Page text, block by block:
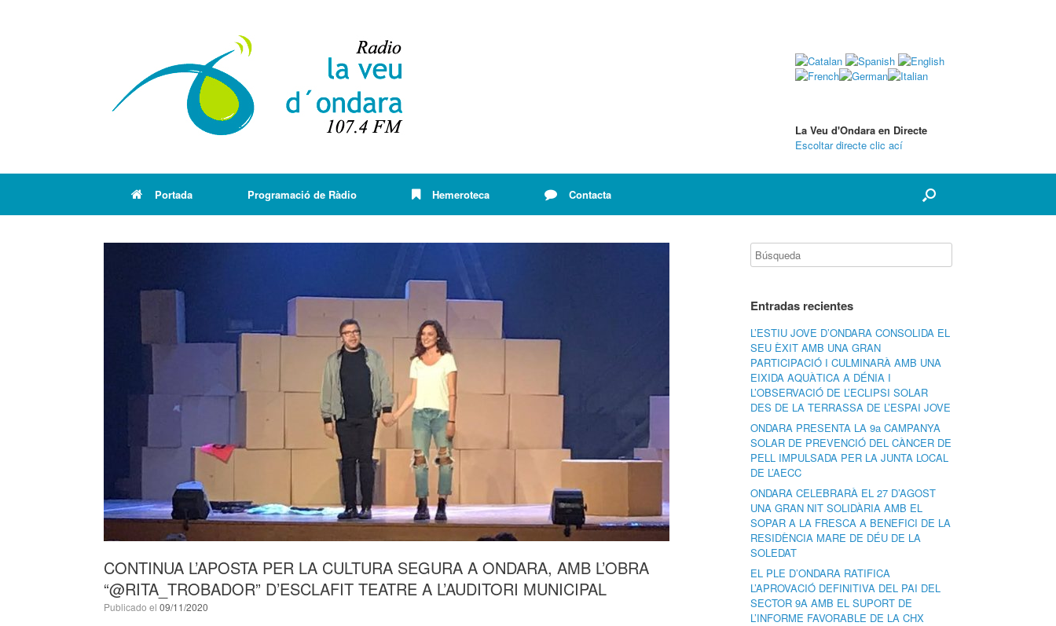
La Veu d'Ondara en Directe
Escoltar directe clic ací
Portada Programació de Ràdio Hemeroteca Contacta
CONTINUA L’APOSTA PER LA CULTURA SEGURA A ONDARA, AMB L’OBRA
“@RITA_TROBADOR” D’ESCLAFIT TEATRE A L’AUDITORI MUNICIPAL
Publicado el 09/11/2020
Entradas recientes
L’ESTIU JOVE D’ONDARA CONSOLIDA EL
SEU ÈXIT AMB UNA GRAN
PARTICIPACIÓ I CULMINARÀ AMB UNA
EIXIDA AQUÀTICA A DÉNIA I
L’OBSERVACIÓ DE L’ECLIPSI SOLAR
DES DE LA TERRASSA DE L’ESPAI JOVE
ONDARA PRESENTA LA 9a CAMPANYA
SOLAR DE PREVENCIÓ DEL CÀNCER DE
PELL IMPULSADA PER LA JUNTA LOCAL
DE L’AECC
ONDARA CELEBRARÀ EL 27 D’AGOST
UNA GRAN NIT SOLIDÀRIA AMB EL
SOPAR A LA FRESCA A BENEFICI DE LA
RESIDÈNCIA MARE DE DÉU DE LA
SOLEDAT
EL PLE D’ONDARA RATIFICA
L’APROVACIÓ DEFINITIVA DEL PAI DEL
SECTOR 9A AMB EL SUPORT DE
L’INFORME FAVORABLE DE LA CHX